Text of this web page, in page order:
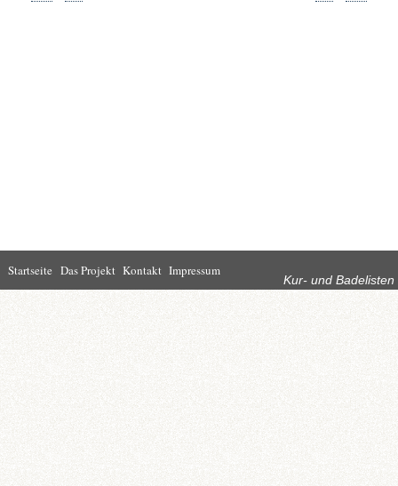
Startseite
Leben in Bad
Homburg
Rathaus
Kultur Wirtschaft
Kur und
Tourismus
Kur- und Badelisten
Startseite Das Projekt Kontakt Impressum